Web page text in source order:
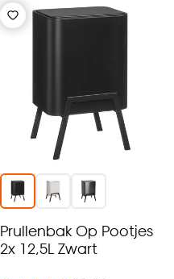
Prullenbak Op Pootjes
2x 12,5L Zwart